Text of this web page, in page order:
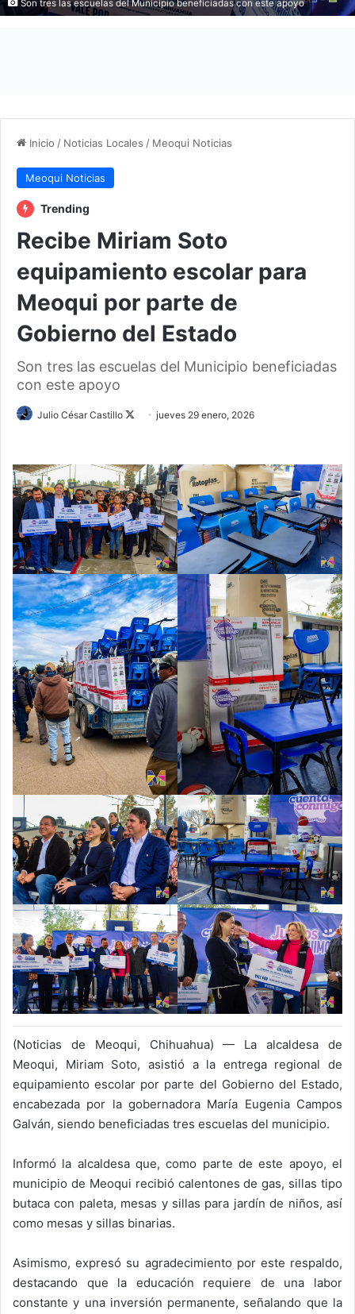
Son tres las escuelas del Municipio beneficiadas con este apoyo
Inicio / Noticias Locales / Meoqui Noticias
Meoqui Noticias
Trending
Recibe Miriam Soto
equipamiento escolar para
Meoqui por parte de
Gobierno del Estado
Son tres las escuelas del Municipio beneficiadas
con este apoyo
Julio César Castillo
Followjueves 29 enero, 2026
(Noticias de Meoqui, Chihuahua) — La alcaldesa de
Meoqui, Miriam Soto, asistió a la entrega regional de
equipamiento escolar por parte del Gobierno del Estado,
encabezada por la gobernadora María Eugenia Campos
Galván, siendo beneficiadas tres escuelas del municipio.
Informó la alcaldesa que, como parte de este apoyo, el
municipio de Meoqui recibió calentones de gas, sillas tipo
butaca con paleta, mesas y sillas para jardín de niños, así
como mesas y sillas binarias.
Asimismo, expresó su agradecimiento por este respaldo,
destacando que la educación requiere de una labor
constante y una inversión permanente, señalando que la